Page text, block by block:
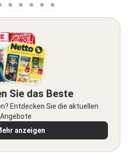
Sie das Beste
Entdecken Sie die aktuellen
Angebote
anzeigen